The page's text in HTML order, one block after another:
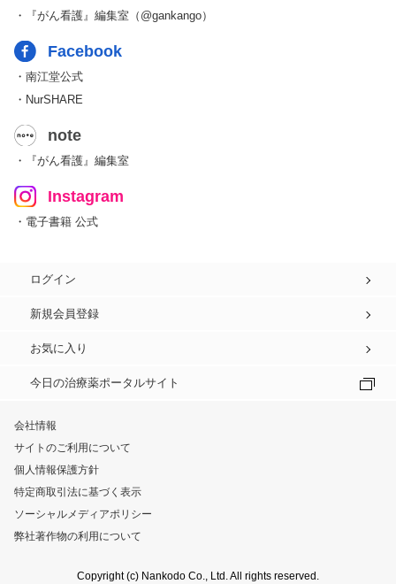
・『がん看護』編集室（@gankango）
Facebook
・南江堂公式
・NurSHARE
note
・『がん看護』編集室
Instagram
・電子書籍 公式
ログイン
新規会員登録
お気に入り
今日の治療薬ポータルサイト
会社情報
サイトのご利用について
個人情報保護方針
特定商取引法に基づく表示
ソーシャルメディアポリシー
弊社著作物の利用について
Copyright (c) Nankodo Co., Ltd. All rights reserved.